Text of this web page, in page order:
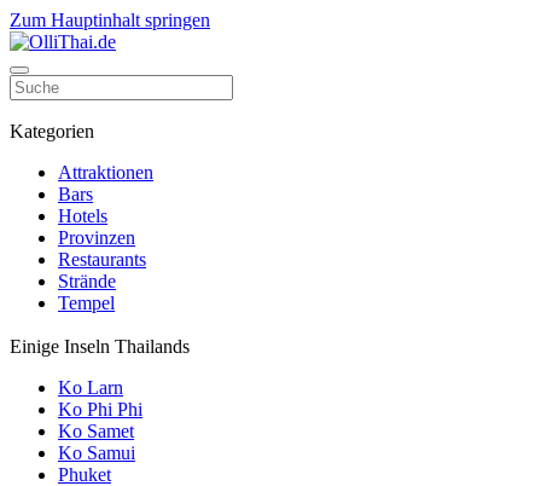
Zum Hauptinhalt springen
Kategorien
Attraktionen
Bars
Hotels
Provinzen
Restaurants
Strände
Tempel
Einige Inseln Thailands
Ko Larn
Ko Phi Phi
Ko Samet
Ko Samui
Phuket